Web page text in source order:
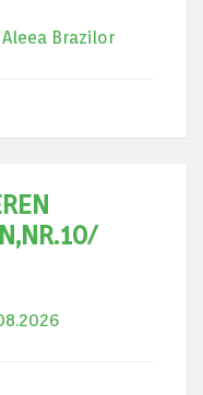
Brazilor